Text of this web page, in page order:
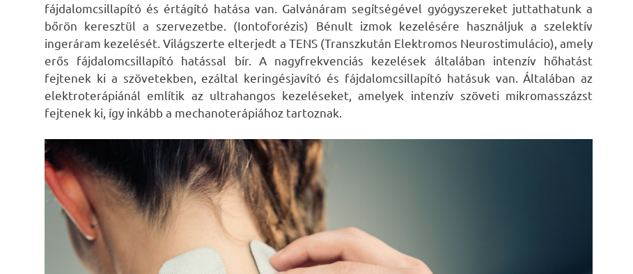
fájdalomcsillapító és értágító hatása van. Galvánáram segítségével gyógyszereket juttathatunk a
bőrön keresztül a szervezetbe. (Iontoforézis) Bénult izmok kezelésére használjuk a szelektív
ingeráram kezelését. Világszerte elterjedt a TENS (Transzkután Elektromos Neurostimulácio), amely
erős fájdalomcsillapító hatással bír. A nagyfrekvenciás kezelések általában intenzív hőhatást
fejtenek ki a szövetekben, ezáltal keringésjavító és fájdalomcsillapító hatásuk van. Általában az
elektroterápiánál említik az ultrahangos kezeléseket, amelyek intenzív szöveti mikromasszázst
fejtenek ki, így inkább a mechanoterápiához tartoznak.